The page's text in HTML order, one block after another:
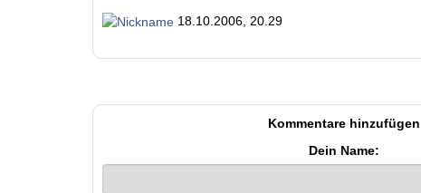
18.10.2006, 20.29
Kommentare hinzufügen
Dein Name: